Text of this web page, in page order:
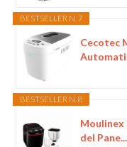
BESTSELLER N. 7
Cecotec
BESTSELLER N. 8
Moulinex
del Pane...